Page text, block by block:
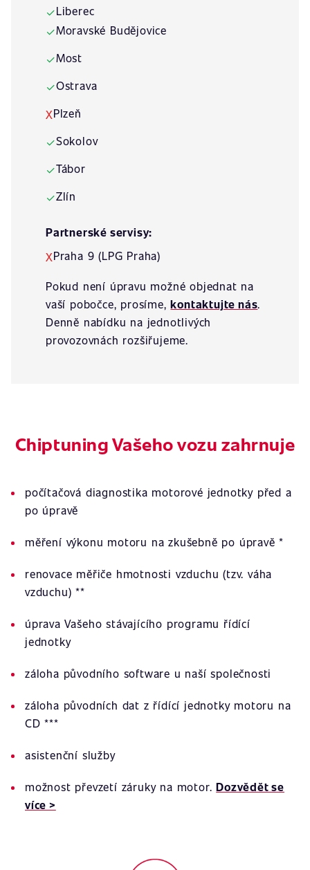
✓Liberec
✓Moravské Budějovice
✓Most
✓Ostrava
XPlzeň
✓Sokolov
✓Tábor
✓Zlín
Partnerské servisy:
XPraha 9 (LPG Praha)
Pokud není úpravu možné objednat na
vaší pobočce, prosíme,kontaktujte nás.
Denně nabídku na jednotlivých
provozovnách rozšiřujeme.
Chiptuning Vašeho vozu zahrnuje
počítačová diagnostika motorové jednotky před a
po úpravě
měření výkonu motoru na zkušebně po úpravě *
renovace měřiče hmotnosti vzduchu (tzv. váha
vzduchu) **
úprava Vašeho stávajícího programu řídící
jednotky
záloha původního software u naší společnosti
záloha původních dat z řídící jednotky motoru na
CD ***
asistenční služby
možnost převzetí záruky na motor.Dozvědět se
více >